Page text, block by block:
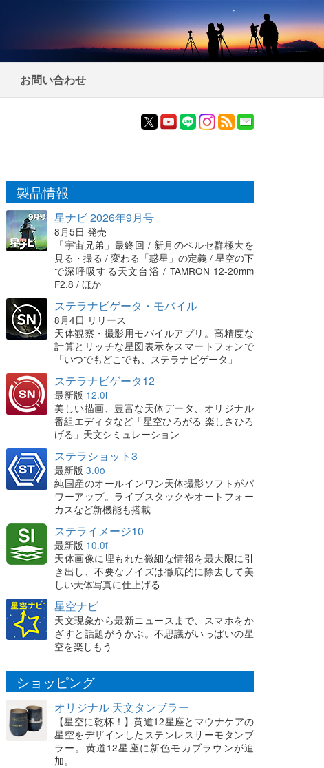
お問い合わせ
製品情報
星ナビ 2026年9月号
8月5日 発売
「宇宙兄弟」最終回 / 新月のペルセ群極大を
見る・撮る / 変わる「惑星」の定義 / 星空の下
で深呼吸する天文台浴 / TAMRON 12-20mm
F2.8 / ほか
ステラナビゲータ・モバイル
8月4日 リリース
天体観察・撮影用モバイルアプリ。高精度な
計算とリッチな星図表示をスマートフォンで
「いつでもどこでも、ステラナビゲータ」
ステラナビゲータ12
最新版 12.0i
美しい描画、豊富な天体データ、オリジナル
番組エディタなど「星空ひろがる 楽しさひろ
げる」天文シミュレーション
ステラショット3
最新版 3.0o
純国産のオールインワン天体撮影ソフトがパ
ワーアップ。ライブスタックやオートフォー
カスなど新機能も搭載
ステライメージ10
最新版 10.0f
天体画像に埋もれた微細な情報を最大限に引
き出し、不要なノイズは徹底的に除去して美
しい天体写真に仕上げる
星空ナビ
天文現象から最新ニュースまで、スマホをか
ざすと話題がうかぶ。不思議がいっぱいの星
空を楽しもう
ショッピング
オリジナル 天文タンブラー
【星空に乾杯！】黄道12星座とマウナケアの
星空をデザインしたステンレスサーモタンブ
ラー。黄道12星座に新色モカブラウンが追
加。